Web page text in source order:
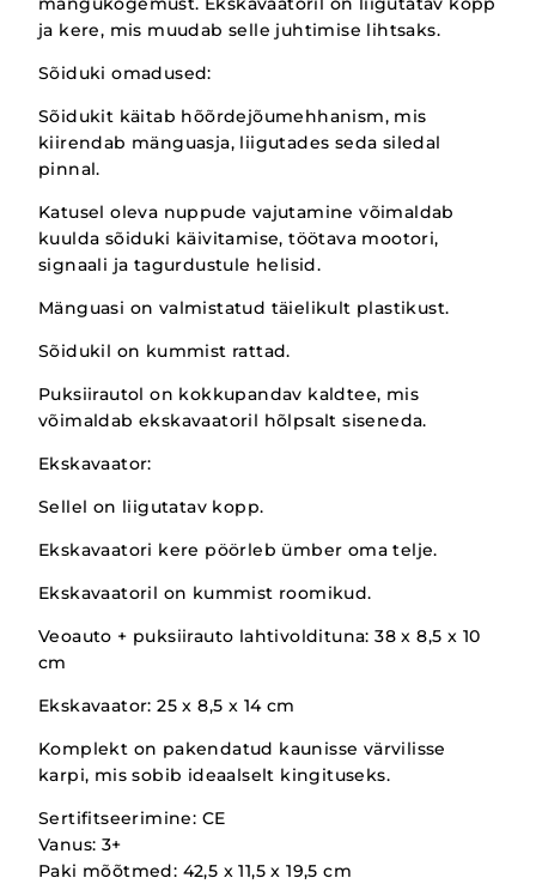
ja kere, mis muudab selle juhtimise lihtsaks.
Sõiduki omadused:
Sõidukit käitab hõõrdejõumehhanism, mis
kiirendab mänguasja, liigutades seda siledal
pinnal.
Katusel oleva nuppude vajutamine võimaldab
kuulda sõiduki käivitamise, töötava mootori,
signaali ja tagurdustule helisid.
Mänguasi on valmistatud täielikult plastikust.
Sõidukil on kummist rattad.
Puksiirautol on kokkupandav kaldtee, mis
võimaldab ekskavaatoril hõlpsalt siseneda.
Ekskavaator:
Sellel on liigutatav kopp.
Ekskavaatori kere pöörleb ümber oma telje.
Ekskavaatoril on kummist roomikud.
Veoauto + puksiirauto lahtivoldituna: 38 x 8,5 x 10
cm
Ekskavaator: 25 x 8,5 x 14 cm
Komplekt on pakendatud kaunisse värvilisse
karpi, mis sobib ideaalselt kingituseks.
Sertifitseerimine: CE
Vanus: 3+
Paki mõõtmed: 42,5 x 11,5 x 19,5 cm